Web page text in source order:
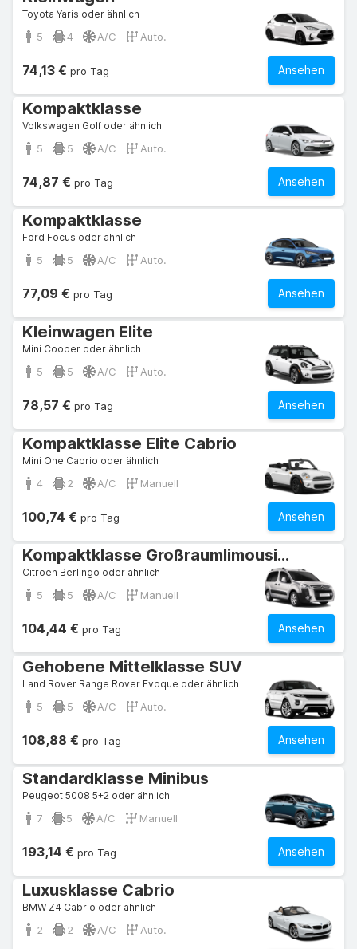
Toyota Yaris oder ähnlich
5 4 A/C Auto.
Ansehen
74,13 € pro Tag
Kompaktklasse
Volkswagen Golf oder ähnlich
5 5 A/C Auto.
Ansehen
74,87 € pro Tag
Kompaktklasse
Ford Focus oder ähnlich
5 5 A/C Auto.
Ansehen
77,09 € pro Tag
Kleinwagen Elite
Mini Cooper oder ähnlich
5 5 A/C Auto.
Ansehen
78,57 € pro Tag
Kompaktklasse Elite Cabrio
Mini One Cabrio oder ähnlich
4 2 A/C Manuell
Ansehen
100,74 € pro Tag
Kompaktklasse Großraumlimousine
Citroen Berlingo oder ähnlich
5 5 A/C Manuell
Ansehen
104,44 € pro Tag
Gehobene Mittelklasse SUV
Land Rover Range Rover Evoque oder ähnlich
5 5 A/C Auto.
Ansehen
108,88 € pro Tag
Standardklasse Minibus
Peugeot 5008 5+2 oder ähnlich
7 5 A/C Manuell
Ansehen
193,14 € pro Tag
Luxusklasse Cabrio
BMW Z4 Cabrio oder ähnlich
2 2 A/C Auto.